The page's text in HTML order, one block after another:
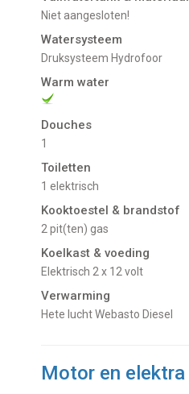
Niet aangesloten!
Watersysteem
Druksysteem Hydrofoor
Warm water
Douches
1
Toiletten
1 elektrisch
Kooktoestel & brandstof
2 pit(ten) gas
Koelkast & voeding
Elektrisch 2 x 12 volt
Verwarming
Hete lucht Webasto Diesel
Motor en elektra